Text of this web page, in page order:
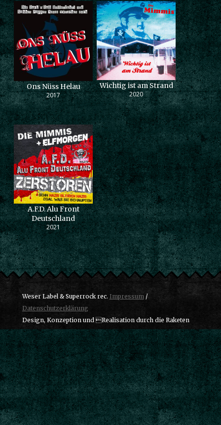
Ons Nüss Helau
2017
Wichtig ist am Strand
2020
A.F.D. Alu Front
Deutschland
2021
Weser Label & Superrock rec. Impressum/
Datenschutzerklärung
Design, Konzeption und Realisation durch die Raketen